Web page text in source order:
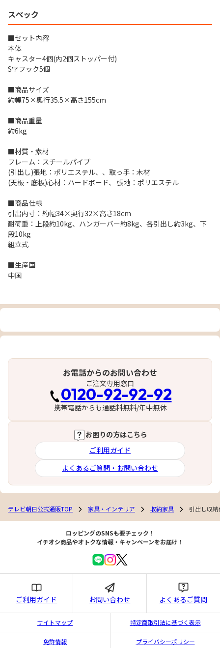
スペック
■セット内容
本体
キャスター4個(内2個ストッパー付)
S字フック5個
■商品サイズ
約幅75×奥行35.5×高さ155cm
■商品重量
約6kg
■材質・素材
フレーム：スチールパイプ
(引出し)張地：ポリエステル、、取っ手：木材
(天板・底板)心材：ハードボード、 張地：ポリエステル
■商品仕様
引出内寸：約幅34×奥行32×高さ18cm
耐荷重：上段約10kg、ハンガーバー約8kg、各引出し約3kg、下
段10kg
組立式
■生産国
中国
お電話からのお問い合わせ
ご注文専用窓口
0120-92-92-92
携帯電話からも通話料無料/年中無休
お困りの方はこちら
ご利用ガイド
よくあるご質問・お問い合わせ
テレビ朝日公式通販TOP 家具・インテリア 収納家具 引出し収
ロッピングのSNSも要チェック！
イチオシ商品やオトクな情報・キャンペーンをお届け！
ご利用ガイド お問い合わせ よくあるご質問
サイトマップ 特定商取引法に基づく表示
免許情報 プライバシーポリシー